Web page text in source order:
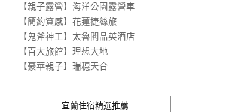
【親子露營】海洋公園露營車
【簡約質感】花蓮捷絲旅
【鬼斧神工】太魯閣晶英酒店
【百大旅館】理想大地
【豪華親子】瑞穗天合
宜蘭住宿精選推薦